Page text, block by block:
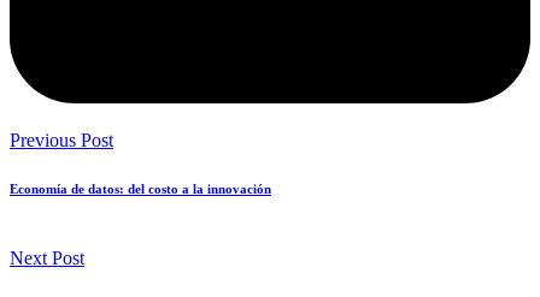
Previous Post
Economía de datos: del costo a la innovación
Next Post